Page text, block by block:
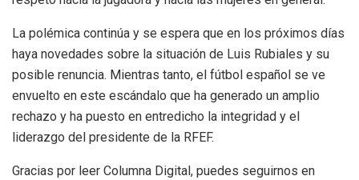
La polémica continúa y se espera que en los próximos días
haya novedades sobre la situación de Luis Rubiales y su
posible renuncia. Mientras tanto, el fútbol español se ve
envuelto en este escándalo que ha generado un amplio
rechazo y ha puesto en entredicho la integridad y el
liderazgo del presidente de la RFEF.
Gracias por leer Columna Digital, puedes seguirnos en